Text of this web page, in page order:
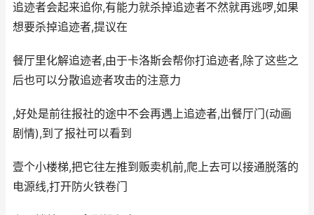
追迹者会起来追你,有能力就杀掉追迹者不然就再逃啰,如果
想要杀掉追迹者,提议在
餐厅里化解追迹者,由于卡洛斯会帮你打追迹者,除了这些之
后也可以分散追迹者攻击的注意力
,好处是前往报社的途中不会再遇上追迹者,出餐厅门(动画
剧情),到了报社可以看到
壹个小楼梯,把它往左推到贩卖机前,爬上去可以接通脱落的
电源线,打开防火铁卷门